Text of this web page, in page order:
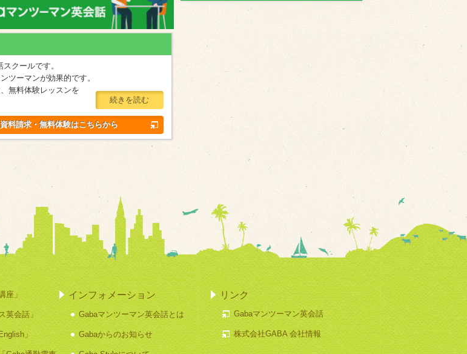
クールです。
ツーマンが効果的です。
無料体験レッスンを
続きを読む
資料請求・無料体験はこちらから
座」
英会話」
」
インフォメーション
Gabaマンツーマン英会話とは
Gabaからのお知らせ
リンク
Gabaマンツーマン英会話
株式会社GABA 会社情報